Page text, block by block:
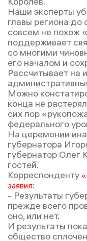
Наши эксперты
главы региона до
совсем не похож
поддерживает
со многими
его началом и
Рассчитывает на
Можно
конца не
сих пор
федерального
На церемонии
губернатора
губернатор Олег
гостей.
Корреспонденту
заявил:
- Результаты
прежде всего
оно, или нет.
И результаты
общество